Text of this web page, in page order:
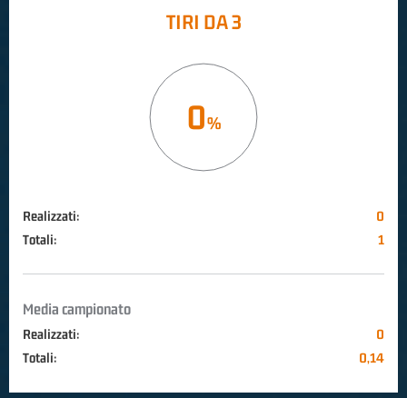
TIRI DA 3
0
Realizzati:
0
Totali:
1
Media campionato
Realizzati:
0
Totali:
0,14